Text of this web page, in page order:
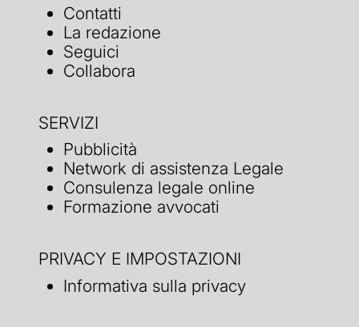
Contatti
La redazione
Seguici
Collabora
SERVIZI
Pubblicità
Network di assistenza Legale
Consulenza legale online
Formazione avvocati
PRIVACY E IMPOSTAZIONI
Informativa sulla privacy